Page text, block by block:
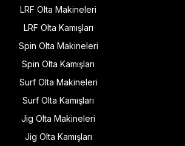
LRF Olta Makineleri
LRF Olta Kamışları
Spin Olta Makineleri
Spin Olta Kamışları
Surf Olta Makineleri
Surf Olta Kamışları
Jig Olta Makineleri
Jig Olta Kamışları